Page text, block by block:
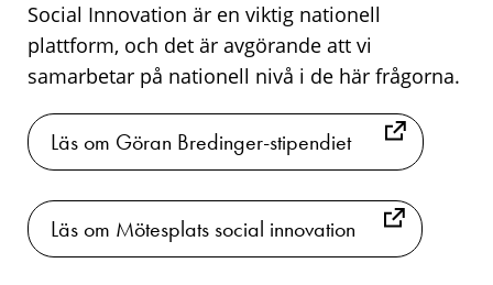
Social Innovation är en viktig nationell
plattform, och det är avgörande att vi
samarbetar på nationell nivå i de här frågorna.
Läs om Göran Bredinger-stipendiet
Läs om Mötesplats social innovation